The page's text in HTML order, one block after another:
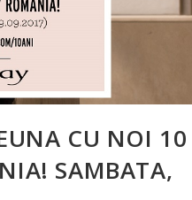
CU NOI 10
SAMBATA,